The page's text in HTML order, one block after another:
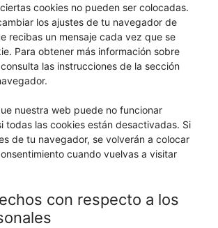
cookies no pueden ser colocadas.
los ajustes de tu navegador de
recibas un mensaje cada vez que se
Para obtener más información sobre
las instrucciones de la sección
nuestra web puede no funcionar
todas las cookies están desactivadas. Si
de tu navegador, se volverán a colocar
cuando vuelvas a visitar
con respecto a los